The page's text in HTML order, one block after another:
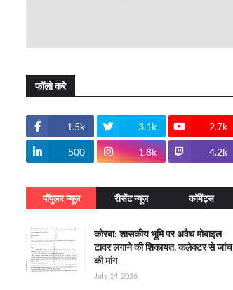
फॉलो करे
1.5k 3.1k 2.7k
500 1.8k 4.2k
पॉपुलर न्यूज़ रीसेंट न्यूज़ कॉमेंट्स
कोरबा: शासकीय भूमि पर अवैध मोबाइल
टावर लगाने की शिकायत, कलेक्टर से जांच
की मांग
July 14, 2026